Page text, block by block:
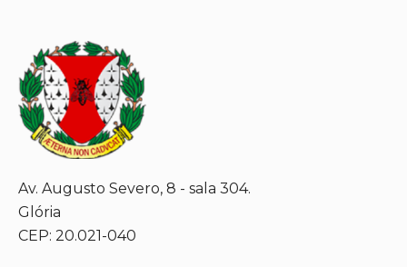
Av. Augusto Severo, 8 - sala 304.
Glória
CEP: 20.021-040